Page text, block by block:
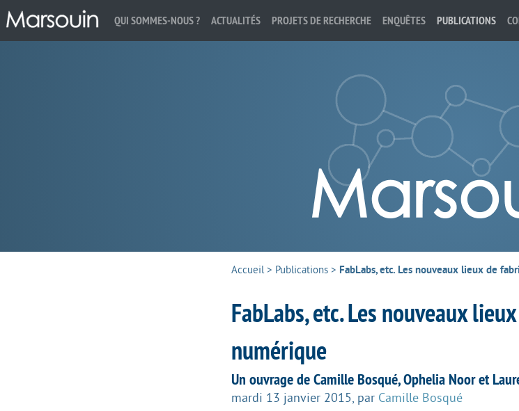
QUI SOMMES-NOUS ? ACTUALITÉS PROJETS DE RECHERCHE ENQUÊTES PUBLICATIONS
Accueil> Publications > FabLabs, etc. Les nouveaux lieux de
FabLabs, etc. Les nouveaux
numérique
Un ouvrage de Camille Bosqué, Ophelia Noor et
mardi 13 janvier 2015 par Camille Bosqué